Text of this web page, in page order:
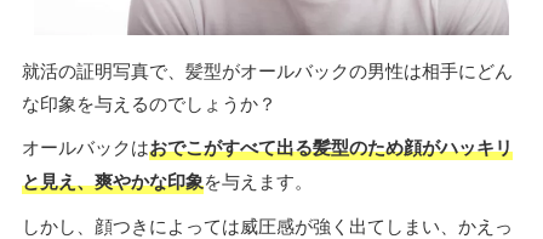
就活の証明写真で、髪型がオールバックの男性は相手にどん
な印象を与えるのでしょうか？
オールバックはおでこがすべて出る髪型のため顔がハッキリ
と見え、爽やかな印象を与えます。
しかし、顔つきによっては威圧感が強く出てしまい、かえっ